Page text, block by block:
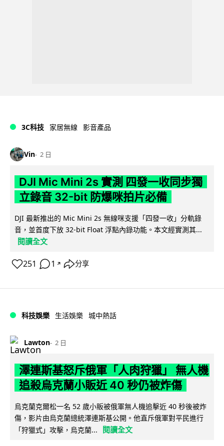
3C科技 家居無線 影音產品
Vin 2 日
DJI Mic Mini 2s 實測 四發一收同步獨
立錄音 32-bit 防爆咪拍片必備
DJI 最新推出的 Mic Mini 2s 無線咪支援「四發一收」分軌錄
音，並首度下放 32-bit Float 浮點內錄功能。本文經實測其...
閱讀全文
251 1 ↗ 分享
科技娛樂 生活娛樂 城中熱話
Lawton 2 日
澤連斯基怒斥俄軍「人肉狩獵」 無人機
追殺烏克蘭小販近 40 秒仍被炸傷
烏克蘭克爾松一名 52 歲小販被俄軍無人機追擊近 40 秒後被炸
傷，影片由烏克蘭總統澤連斯基公開。他直斥俄軍對平民進行
「狩獵式」攻擊，烏克蘭...
閱讀全文